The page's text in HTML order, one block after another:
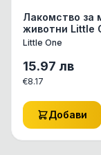
Лакомство за
животни Little
mealworms
гр.
Little One
15.97 лв
€8.17
Добави